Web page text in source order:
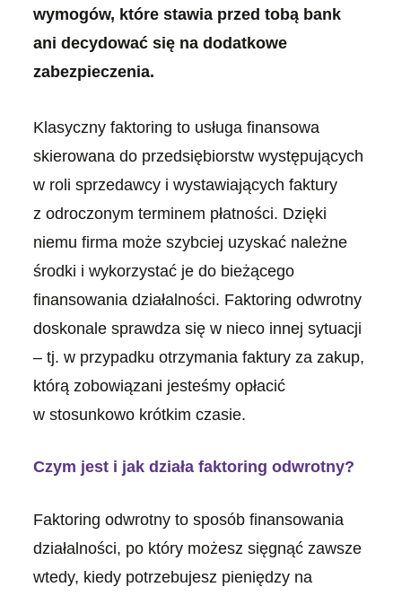
wymogów, które stawia przed tobą bank
ani decydować się na dodatkowe
zabezpieczenia.
Klasyczny faktoring to usługa finansowa
skierowana do przedsiębiorstw występujących
w roli sprzedawcy i wystawiających faktury
z odroczonym terminem płatności. Dzięki
niemu firma może szybciej uzyskać należne
środki i wykorzystać je do bieżącego
finansowania działalności. Faktoring odwrotny
doskonale sprawdza się w nieco innej sytuacji
– tj. w przypadku otrzymania faktury za zakup,
którą zobowiązani jesteśmy opłacić
w stosunkowo krótkim czasie.
Czym jest i jak działa faktoring odwrotny?
Faktoring odwrotny to sposób finansowania
działalności, po który możesz sięgnąć zawsze
wtedy, kiedy potrzebujesz pieniędzy na